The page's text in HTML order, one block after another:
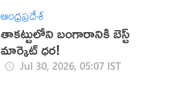
ఆంధ్రప్రదేశ్
తాకట్టులోని బంగారానికి బెస్ట్
మార్కెట్ ధర!
Jul 30, 2026, 05:07 IST